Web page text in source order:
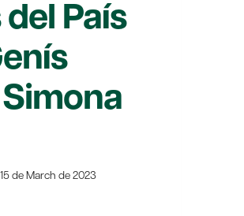
País
15 de March de 2023